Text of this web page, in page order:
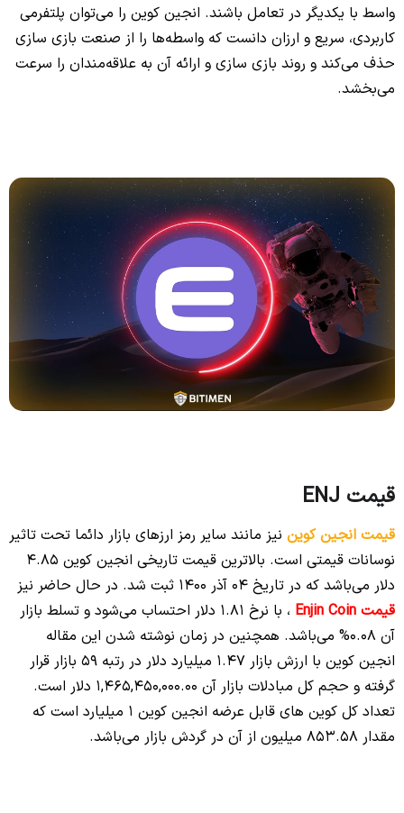
واسط با یکدیگر در تعامل باشند. انجین کوین را می‌توان پلتفرمی
کاربردی، سریع و ارزان دانست که واسطه‌ها را از صنعت بازی سازی
حذف می‌کند و روند بازی سازی و ارائه آن به علاقه‌مندان را سرعت
می‌بخشد.
قیمت ENJ
قیمت انجین کوین نیز مانند سایر رمز ارزهای بازار دائما تحت تاثیر
نوسانات قیمتی است. بالاترین قیمت تاریخی انجین کوین 4.85
دلار می‌‌باشد که در تاریخ ۰۴ آذر ۱۴۰۰ ثبت شد. در حال حاضر نیز
قیمت Enjin Coin
، با نرخ 1.81 دلار احتساب می‌شود و تسلط بازار
آن 0.08% می‌باشد. همچنین در زمان نوشته شدن این مقاله
انجین کوین با ارزش بازار ۱.۴۷ میلیارد دلار در رتبه 59 بازار قرار
گرفته و حجم کل مبادلات بازار آن 1,465,450,000.00 دلار است.
تعداد کل کوین های قابل عرضه انجین کوین 1 میلیارد است که
مقدار ۸۵۳.۵۸ میلیون از آن در گردش بازار می‌باشد.